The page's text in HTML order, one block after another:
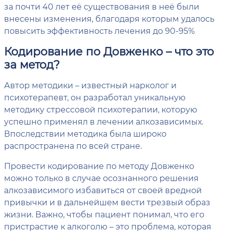
за почти 40 лет её существования в неё были
внесены изменения, благодаря которым удалось
повысить эффективность лечения до 90-95%
Кодирование по Довженко – что это
за метод?
Автор методики – известный нарколог и
психотерапевт, он разработал уникальную
методику стрессовой психотерапии, которую
успешно применял в лечении алкозависимых.
Впоследствии методика была широко
распространена по всей стране.
Провести кодирование по методу Довженко
можно только в случае осознанного решения
алкозависимого избавиться от своей вредной
привычки и в дальнейшем вести трезвый образ
жизни. Важно, чтобы пациент понимал, что его
пристрастие к алкоголю – это проблема, которая